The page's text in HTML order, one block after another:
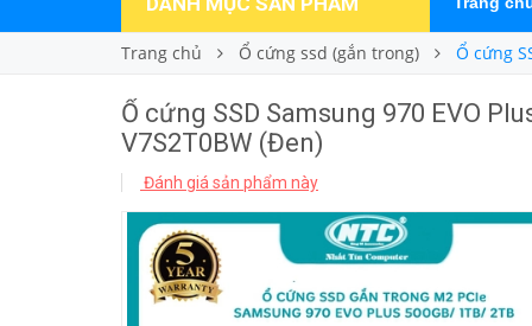
Trang chủ Ổ cứng ssd (gắn trong) Ổ cứng
Ổ cứng SSD Samsung 970 EVO
V7S2T0BW (Đen)
Đánh giá sản phẩm này